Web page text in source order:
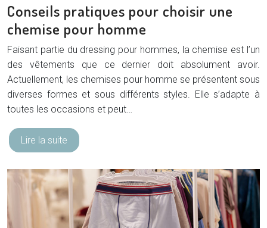
Conseils pratiques pour choisir une
chemise pour homme
Faisant partie du dressing pour hommes, la chemise est l’un
des vêtements que ce dernier doit absolument avoir.
Actuellement, les chemises pour homme se présentent sous
diverses formes et sous différents styles. Elle s’adapte à
toutes les occasions et peut…
Lire la suite